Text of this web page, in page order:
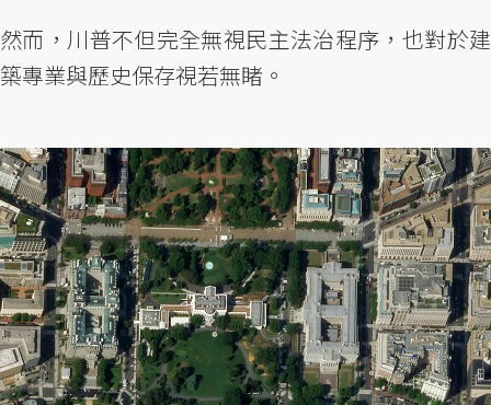
然而，川普不但完全無視民主法治程序，也對於建
築專業與歷史保存視若無睹。